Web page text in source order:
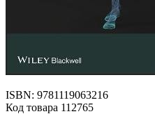
ISBN: 9781119063216
Код товара 112765